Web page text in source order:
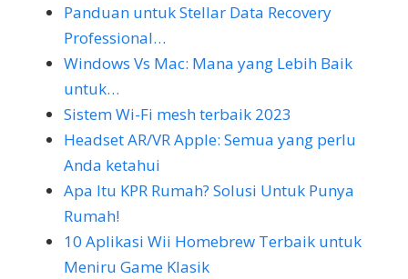
Panduan untuk Stellar Data Recovery
Professional…
Windows Vs Mac: Mana yang Lebih Baik
untuk…
Sistem Wi-Fi mesh terbaik 2023
Headset AR/VR Apple: Semua yang perlu
Anda ketahui
Apa Itu KPR Rumah? Solusi Untuk Punya
Rumah!
10 Aplikasi Wii Homebrew Terbaik untuk
Meniru Game Klasik